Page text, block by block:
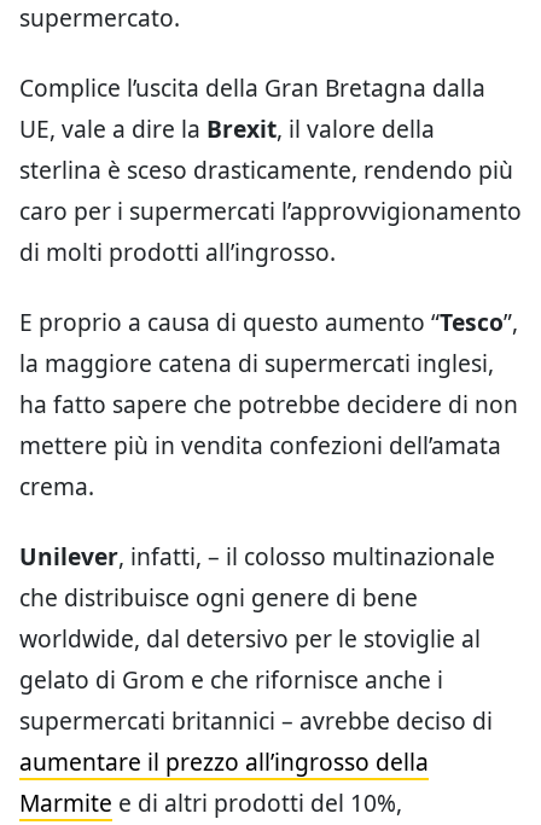
supermercato.
Complice l’uscita della Gran Bretagna dalla
UE, vale a dire la Brexit, il valore della
sterlina è sceso drasticamente, rendendo più
caro per i supermercati l’approvvigionamento
di molti prodotti all’ingrosso.
E proprio a causa di questo aumento “Tesco”,
la maggiore catena di supermercati inglesi,
ha fatto sapere che potrebbe decidere di non
mettere più in vendita confezioni dell’amata
crema.
Unilever, infatti, – il colosso multinazionale
che distribuisce ogni genere di bene
worldwide, dal detersivo per le stoviglie al
gelato di Grom e che rifornisce anche i
supermercati britannici – avrebbe deciso di
aumentare il prezzo all’ingrosso della
Marmite e di altri prodotti del 10%,